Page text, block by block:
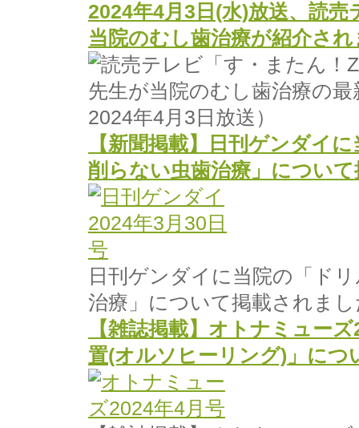
2024年4月3日(水)放送、読
当院のむし歯治療が紹介さ
2024年4月3日放送）
【新聞掲載】日刊ゲンダイ
削らない虫歯治療」につい
日刊ゲンダイに当院の「ド
治療」について掲載されま
【雑誌掲載】オトナミュー
置(オルソヒーリング)」につ